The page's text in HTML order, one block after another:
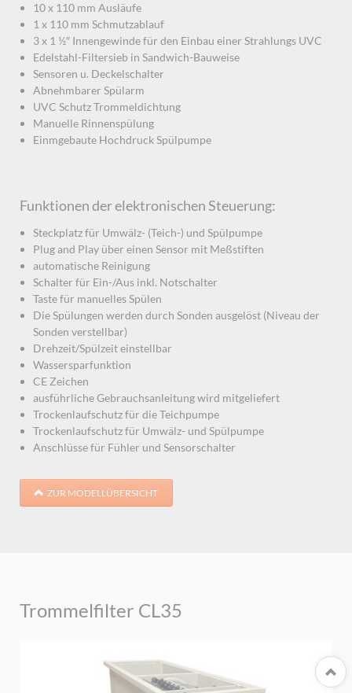
10 x 110 mm Ausläufe
1 x 110 mm Schmutzablauf
3 x 1 ½″ Innengewinde für den Einbau einer Strahlungs UVC
Edelstahl-Filtersieb in Sandwich-Bauweise
Sensoren u. Deckelschalter
Abnehmbarer Spülarm
UVC Schutz Trommeldichtung
Manuelle Rinnenspülung
Einmgebaute Hochdruck Spülpumpe
Funktionen der elektronischen Steuerung:
Steckplatz für Umwälz- (Teich-) und Spülpumpe
Plug and Play über einen Sensor mit Meßstiften
automatische Reinigung
Schalter für Ein-/Aus inkl. Notschalter
Taste für manuelles Spülen
Die Spülungen werden durch Sonden ausgelöst (Niveau der
Sonden verstellbar)
Drehzeit/Spülzeit einstellbar
Wassersparfunktion
CE Zeichen
ausführliche Gebrauchsanleitung wird mitgeliefert
Trockenlaufschutz für die Teichpumpe
Trockenlaufschutz für Umwälz- und Spülpumpe
Anschlüsse für Fühler und Sensorschalter
ZUR MODELLÜBERSICHT
Trommelfilter CL35